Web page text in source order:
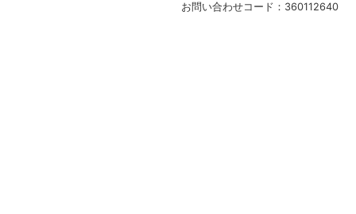
お問い合わせコード： 360112640